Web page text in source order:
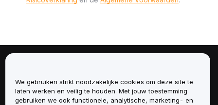
Diensten
We gebruiken strikt noodzakelijke cookies om deze site te
laten werken en veilig te houden. Met jouw toestemming
gebruiken we ook functionele, analytische, marketing- en